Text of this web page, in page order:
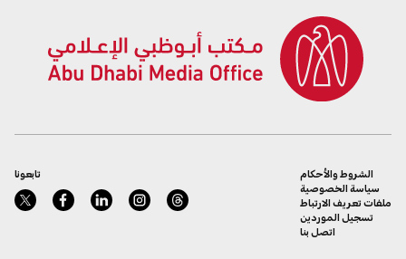
تابعونا
الشروط والأحكام
سياسة الخصوصية
ملفات تعريف الارتباط
تسجيل الموردين
اتصل بنا